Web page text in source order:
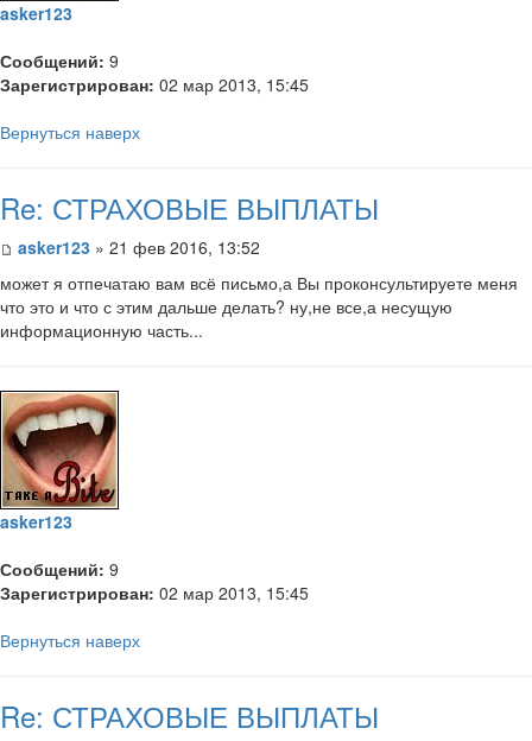
asker123
Сообщений: 9
Зарегистрирован: 02 мар 2013, 15:45
Вернуться наверх
Re: СТРАХОВЫЕ ВЫПЛАТЫ
asker123 » 21 фев 2016, 13:52
может я отпечатаю вам всё письмо,а Вы проконсультируете меня
что это и что с этим дальше делать? ну,не все,а несущую
информационную часть...
asker123
Сообщений: 9
Зарегистрирован: 02 мар 2013, 15:45
Вернуться наверх
Re: СТРАХОВЫЕ ВЫПЛАТЫ